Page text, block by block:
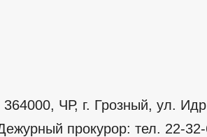
364000, ЧР, г. Грозный, ул.
прокурор: тел. 22-